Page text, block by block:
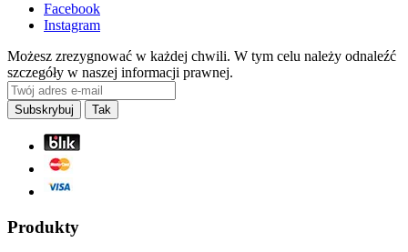
Facebook
Instagram
Możesz zrezygnować w każdej chwili. W tym celu należy odnaleźć
szczegóły w naszej informacji prawnej.
Produkty